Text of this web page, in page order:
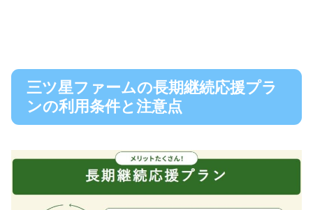
三ツ星ファームの長期継続応援プラ
ンの利用条件と注意点